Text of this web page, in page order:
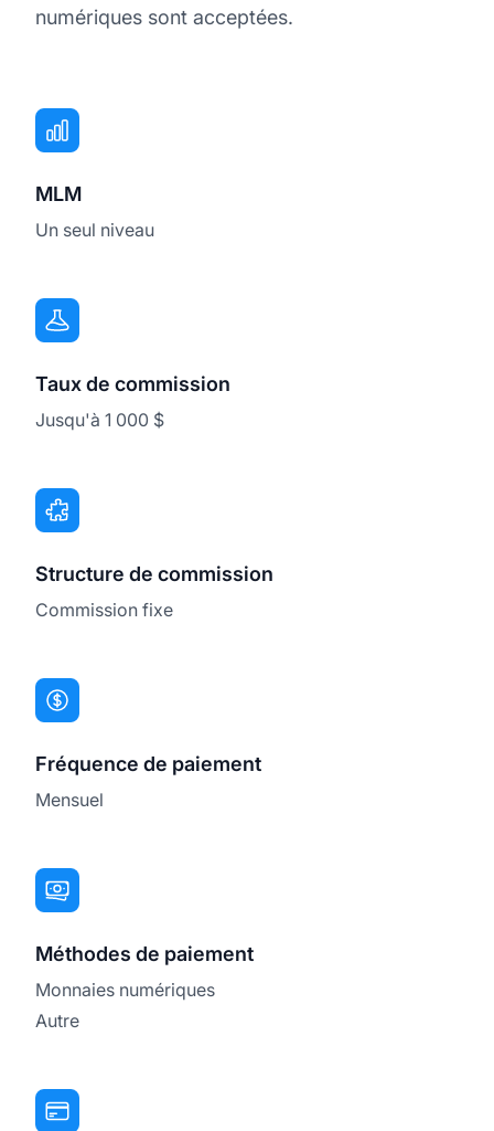
numériques sont acceptées.
MLM
Un seul niveau
Taux de commission
Jusqu'à 1 000 $
Structure de commission
Commission fixe
Fréquence de paiement
Mensuel
Méthodes de paiement
Monnaies numériques
Autre